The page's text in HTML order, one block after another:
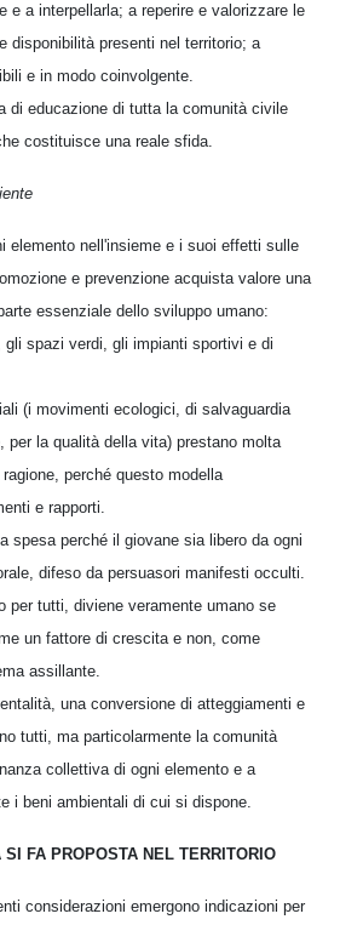
e a interpellarla; a reperire e valorizzare le
disponibilità presenti nel territorio; a
e in modo coinvolgente.
di educazione di tutta la comunità civile
costituisce una reale sfida.
elemento nell'insieme e i suoi effetti sulle
e prevenzione acquista valore una
essenziale dello sviluppo umano:
gli spazi verdi, gli impianti sportivi e di
(i movimenti ecologici, di salvaguardia
per la qualità della vita) prestano molta
perché questo modella
e rapporti.
spesa perché il giovane sia libero da ogni
difeso da persuasori manifesti occulti.
per tutti, diviene veramente umano se
un fattore di crescita e non, come
assillante.
una conversione di atteggiamenti e
tutti, ma particolarmente la comunità
collettiva di ogni elemento e a
i beni ambientali di cui si dispone.
FA PROPOSTA NEL TERRITORIO
considerazioni emergono indicazioni per